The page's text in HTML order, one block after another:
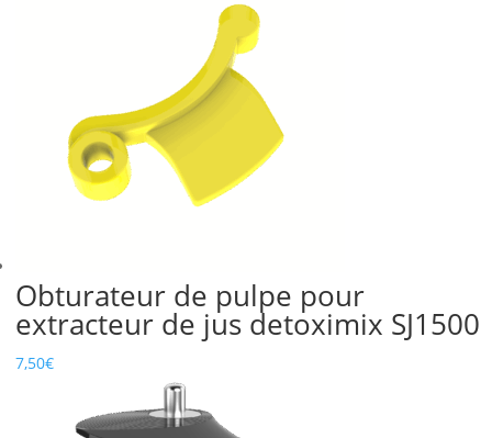
Obturateur de pulpe pour
extracteur de jus detoximix SJ1500
7,50€